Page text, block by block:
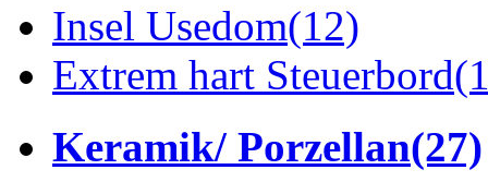
Insel Usedom(12)
Extrem hart Steuerbord
Keramik/ Porzellan(27)